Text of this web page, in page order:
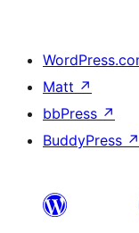
Matt ↗
bbPress ↗
BuddyPress ↗